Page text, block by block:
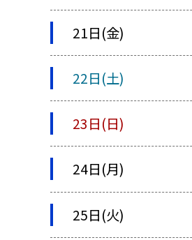
21日(金)
22日(土)
23日(日)
24日(月)
25日(火)